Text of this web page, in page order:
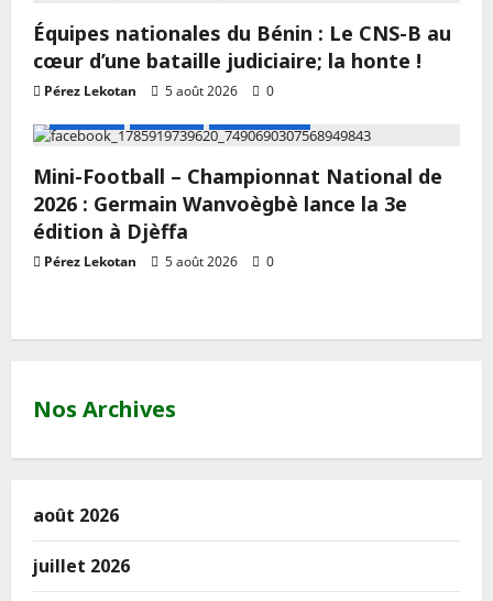
Équipes nationales du Bénin : Le CNS-B au
cœur d’une bataille judiciaire; la honte !
Pérez Lekotan 5 août 2026
0
Mini-Football – Championnat National de
2026 : Germain Wanvoègbè lance la 3e
édition à Djèffa
Pérez Lekotan 5 août 2026 0
Nos Archives
août 2026
juillet 2026